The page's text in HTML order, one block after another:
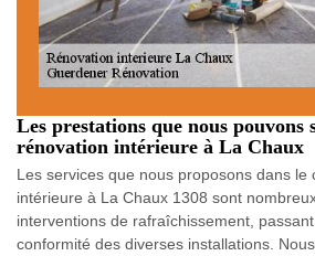
Les prestations que nous pouvons
rénovation intérieure à La Chaux
Les services que nous proposons dans le
intérieure à La Chaux 1308 sont
interventions de rafraîchissement,
conformité des diverses installations.